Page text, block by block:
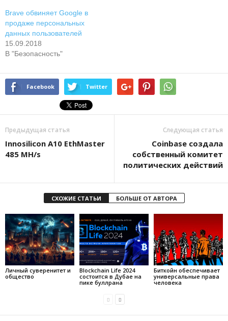
Brave обвиняет Google в
продаже персональных
данных пользователей
15.09.2018
В "Безопасность"
Facebook Twitter
Предыдущая статья
Innosilicon A10 EthMaster
485 MH/s
Следующая статья
Coinbase создала
собственный комитет
политических действий
СХОЖИЕ СТАТЬИ БОЛЬШЕ ОТ АВТОРА
Личный суверенитет и
общество
Blockchain Life 2024
состоится в Дубае на
пике буллрана
Биткойн обеспечивает
универсальные права
человека